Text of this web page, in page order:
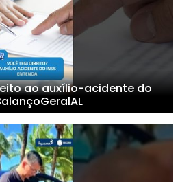
ao auxílio-acidente do